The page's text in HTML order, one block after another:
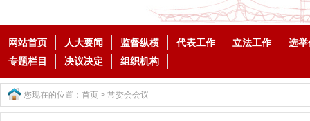
网站首页 人大要闻 监督纵横 代表工作 立法工作
选举
专题栏目
决议决定 组织机构
您现在的位置： 首页 > 常委会会议